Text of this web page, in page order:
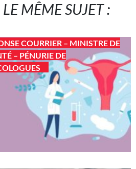
LE MÊME SUJET :
COURRIER – MINISTRE DE
– PÉNURIE DE